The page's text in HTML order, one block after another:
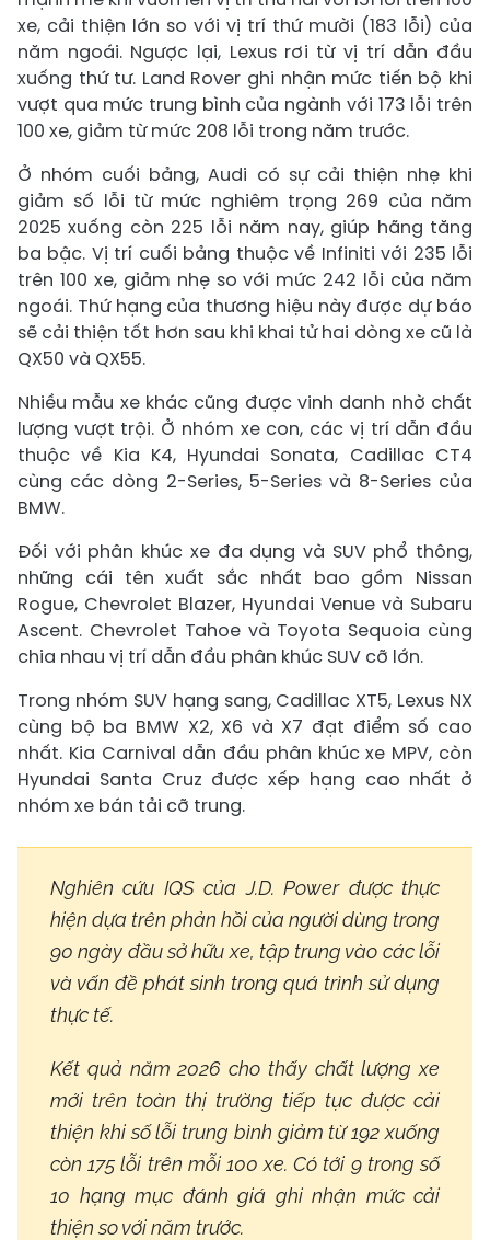
xe, cải thiện lớn so với vị trí thứ mười (183 lỗi) của
năm ngoái. Ngược lại, Lexus rơi từ vị trí dẫn đầu
xuống thứ tư. Land Rover ghi nhận mức tiến bộ khi
vượt qua mức trung bình của ngành với 173 lỗi trên
100 xe, giảm từ mức 208 lỗi trong năm trước.
Ở nhóm cuối bảng, Audi có sự cải thiện nhẹ khi
giảm số lỗi từ mức nghiêm trọng 269 của năm
2025 xuống còn 225 lỗi năm nay, giúp hãng tăng
ba bậc. Vị trí cuối bảng thuộc về Infiniti với 235 lỗi
trên 100 xe, giảm nhẹ so với mức 242 lỗi của năm
ngoái. Thứ hạng của thương hiệu này được dự báo
sẽ cải thiện tốt hơn sau khi khai tử hai dòng xe cũ là
QX50 và QX55.
Nhiều mẫu xe khác cũng được vinh danh nhờ chất
lượng vượt trội. Ở nhóm xe con, các vị trí dẫn đầu
thuộc về Kia K4, Hyundai Sonata, Cadillac CT4
cùng các dòng 2-Series, 5-Series và 8-Series của
BMW.
Đối với phân khúc xe đa dụng và SUV phổ thông,
những cái tên xuất sắc nhất bao gồm Nissan
Rogue, Chevrolet Blazer, Hyundai Venue và Subaru
Ascent. Chevrolet Tahoe và Toyota Sequoia cùng
chia nhau vị trí dẫn đầu phân khúc SUV cỡ lớn.
Trong nhóm SUV hạng sang, Cadillac XT5, Lexus NX
cùng bộ ba BMW X2, X6 và X7 đạt điểm số cao
nhất. Kia Carnival dẫn đầu phân khúc xe MPV, còn
Hyundai Santa Cruz được xếp hạng cao nhất ở
nhóm xe bán tải cỡ trung.
Nghiên cứu IQS của J.D. Power được thực
hiện dựa trên phản hồi của người dùng trong
90 ngày đầu sở hữu xe, tập trung vào các lỗi
và vấn đề phát sinh trong quá trình sử dụng
thực tế.
Kết quả năm 2026 cho thấy chất lượng xe
mới trên toàn thị trường tiếp tục được cải
thiện khi số lỗi trung bình giảm từ 192 xuống
còn 175 lỗi trên mỗi 100 xe. Có tới 9 trong số
10 hạng mục đánh giá ghi nhận mức cải
thiện so với năm trước.